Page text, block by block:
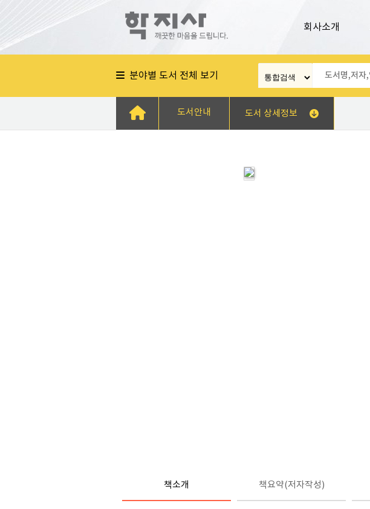
회사소개
분야별 도서 전체 보기
도서안내 도서 상세정보
책소개 책요약(저자작성)